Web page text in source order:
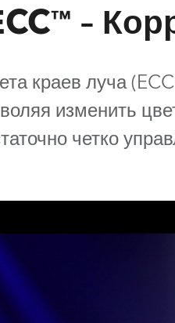
Обучающие материалы
Robe On The Road
Robe на площадке
–
краев луча
изменить
четко